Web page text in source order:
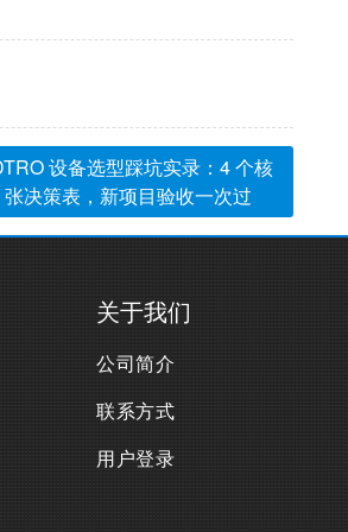
设备选型踩坑实录：4 个核
决策表，新项目验收一次过
关于我们
公司简介
联系方式
用户登录